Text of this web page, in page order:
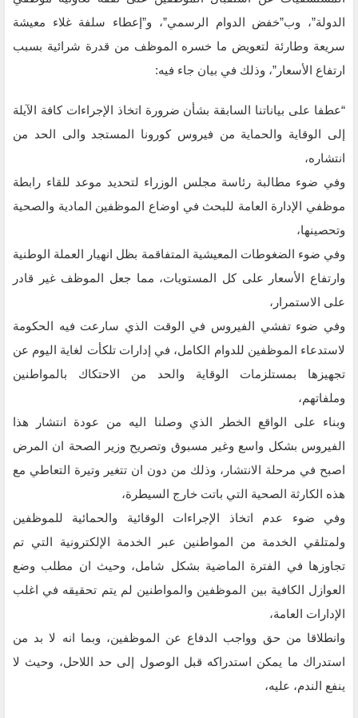
الدولة”، وب”خفض الدوام الرسمي”، و”إعطاء سلفة غلاء معيشة
سريعة وطارئة لتعويض ما خسره الموظف من قدرة شرائية بسبب
ارتفاع الأسعار”، وذلك في بيان جاء فيه:
“عطفا على بياناتنا السابقة بشأن ضرورة اتخاذ الإجراءات كافة الآيلة
إلى الوقاية والحماية من فيروس كورونا المستجد والى الحد من
انتشاره،
وفي ضوء مطالبة رئاسة مجلس الوزراء لتحديد موعد للقاء رابطة
موظفي الإدارة العامة للبحث في اوضاع الموظفين المادية والصحية
وتحصينها،
وفي ضوء الضغوطات المعيشية المتفاقمة بظل انهيار العملة الوطنية
وارتفاع الأسعار على كل المستويات، مما جعل الموظف غير قادر
على الاستمرار،
وفي ضوء تفشي الفيروس في الوقت الذي سارعت فيه الحكومة
لاستدعاء الموظفين للدوام الكامل، في إدارات تلكأت لغاية اليوم عن
تجهيزها بمستلزمات الوقاية والحد من الاحتكاك بالمواطنين
وملفاتهم،
وبناء على الواقع الخطر الذي وصلنا اليه من عودة انتشار هذا
الفيروس بشكل واسع وغير مسبوق وتصريح وزير الصحة ان المرض
اصبح في مرحلة الانتشار، وذلك من دون ان تتغير وتيرة التعاطي مع
هذه الكارثة الصحية التي باتت خارج السيطرة،
وفي ضوء عدم اتخاذ الإجراءات الوقائية والحمائية للموظفين
ولمتلقي الخدمة من المواطنين عبر الخدمة الإلكترونية التي تم
تجاوزها في الفترة الماضية بشكل شامل، وحيث ان مطلب وضع
العوازل الكافية بين الموظفين والمواطنين لم يتم تحقيقه في اغلب
الإدارات العامة،
وانطلاقا من حق وواجب الدفاع عن الموظفين، وبما انه لا بد من
استدراك ما يمكن استدراكه قبل الوصول إلى حد اللاحل، وحيث لا
ينفع الندم، عليه،